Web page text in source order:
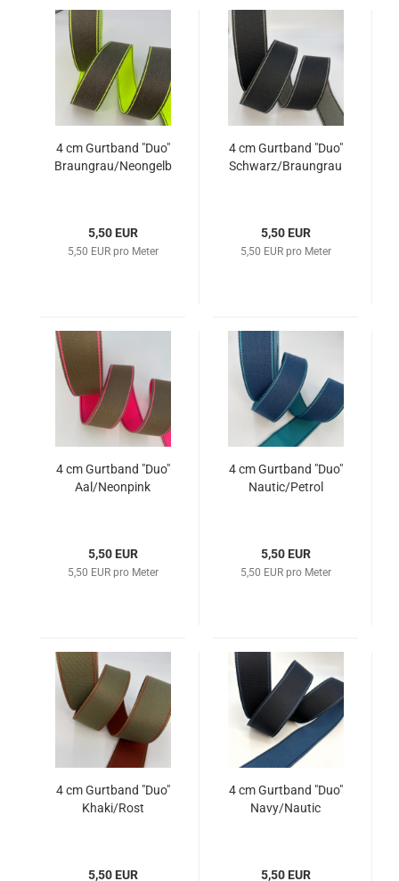
4 cm Gurtband "Duo"
Braungrau/Neongelb
5,50 EUR
5,50 EUR pro Meter
4 cm Gurtband "Duo"
Schwarz/Braungrau
5,50 EUR
5,50 EUR pro Meter
4 cm Gurtband "Duo"
Aal/Neonpink
5,50 EUR
5,50 EUR pro Meter
4 cm Gurtband "Duo"
Nautic/Petrol
5,50 EUR
5,50 EUR pro Meter
4 cm Gurtband "Duo"
Khaki/Rost
5,50 EUR
4 cm Gurtband "Duo"
Navy/Nautic
5,50 EUR